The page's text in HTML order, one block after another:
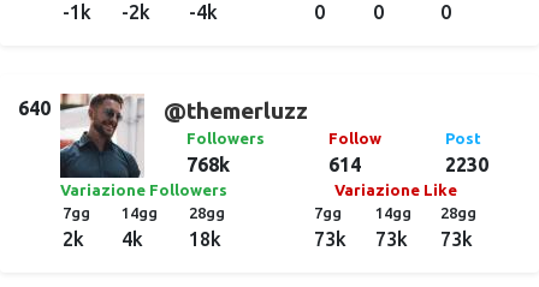
-1k -2k -4k 0 0 0
640 @themerluzz
Followers
768k
Follow
614
Post
2230
Variazione Followers
7gg
2k
14gg
4k
28gg
18k
Variazione Like
7gg
73k
14gg
73k
28gg
73k